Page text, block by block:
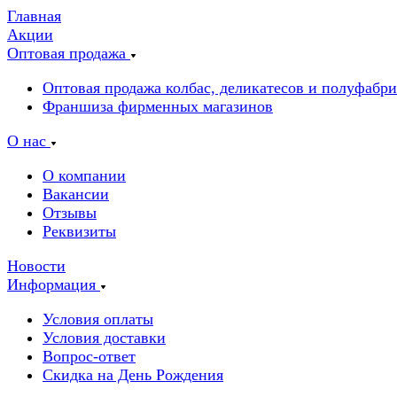
Главная
Акции
Оптовая продажа
Оптовая продажа колбас, деликатесов и
Франшиза фирменных магазинов
О нас
О компании
Вакансии
Отзывы
Реквизиты
Новости
Информация
Условия оплаты
Условия доставки
Вопрос-ответ
Скидка на День Рождения